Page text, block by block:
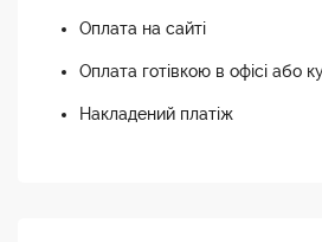
Оплата на сайті
Оплата готівкою в офісі або
Накладений платіж